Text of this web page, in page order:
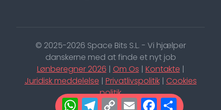
WhatsApp
Telegram
CopyEmail
© 2025-2026 Space Bits S.L. - Vi hjælper
danskerne med at finde et nyt job
Lønberegner 2026 | Om Os | Kontakte |
Juridisk meddelelse | Privatlivspolitik| Cookies
politik